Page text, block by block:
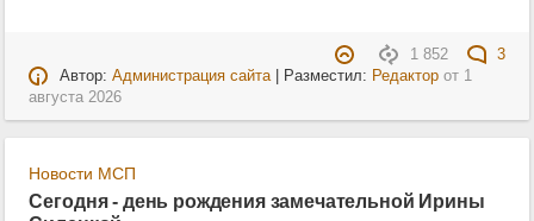
1 852
3
Автор: Администрация сайта| Разместил: Редакторот 1
августа 2026
Новости МСП
Сегодня - день рождения замечательной Ирины